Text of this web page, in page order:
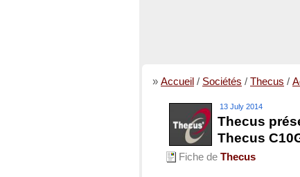
» Accueil / Sociétés / Thecus /
13 July 2014
Thecus
Thecus
Fiche de Thecus